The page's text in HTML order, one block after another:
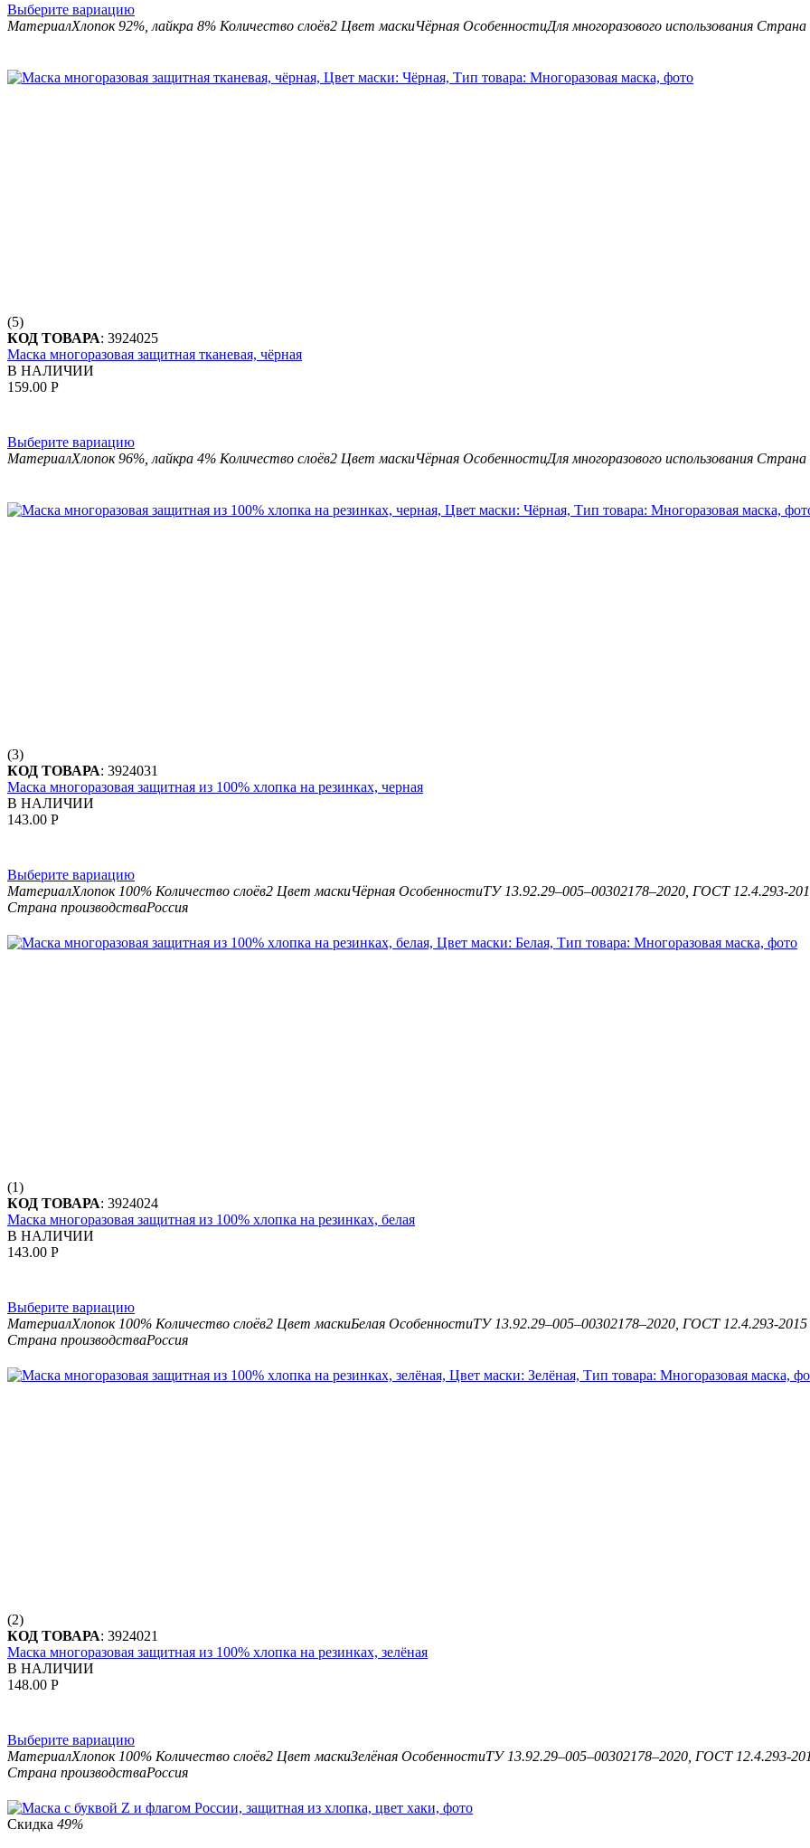
Выберите вариацию
МатериалХлопок 92%, лайкра 8% Количество слоёв2 Цвет маскиЧёрная ОсобенностиДля многоразового использования Страна
(5)
КОД ТОВАРА: 3924025
Маска многоразовая защитная тканевая, чёрная
В НАЛИЧИИ
159.00 Р
Выберите вариацию
МатериалХлопок 96%, лайкра 4% Количество слоёв2 Цвет маскиЧёрная ОсобенностиДля многоразового использования Страна
(3)
КОД ТОВАРА: 3924031
Маска многоразовая защитная из 100% хлопка на резинках, черная
В НАЛИЧИИ
143.00 Р
Выберите вариацию
МатериалХлопок 100% Количество слоёв2 Цвет маскиЧёрная ОсобенностиТУ 13.92.29–005–00302178–2020, ГОСТ 12.4.293-
Страна производстваРоссия
(1)
КОД ТОВАРА: 3924024
Маска многоразовая защитная из 100% хлопка на резинках, белая
В НАЛИЧИИ
143.00 Р
Выберите вариацию
МатериалХлопок 100% Количество слоёв2 Цвет маскиБелая ОсобенностиТУ 13.92.29–005–00302178–2020, ГОСТ 12.4.293-
Страна производстваРоссия
(2)
КОД ТОВАРА: 3924021
Маска многоразовая защитная из 100% хлопка на резинках, зелёная
В НАЛИЧИИ
148.00 Р
Выберите вариацию
МатериалХлопок 100% Количество слоёв2 Цвет маскиЗелёная ОсобенностиТУ 13.92.29–005–00302178–2020, ГОСТ 12.4.293-
Страна производстваРоссия
Скидка 49%